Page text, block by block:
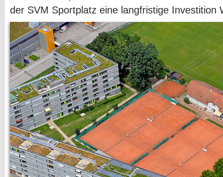
der SVM Sportplatz eine langfristige Investition